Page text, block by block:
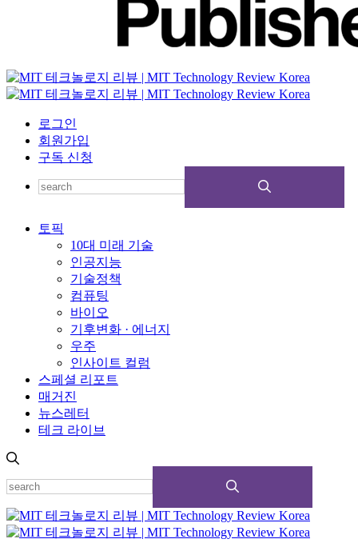
로그인
회원가입
구독 신청
토픽
10대 미래 기술
인공지능
기술정책
컴퓨팅
바이오
기후변화 · 에너지
우주
인사이트 컬럼
스페셜 리포트
매거진
뉴스레터
테크 라이브